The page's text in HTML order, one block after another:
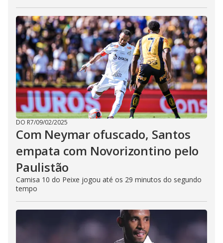
DO R7/09/02/2025
Com Neymar ofuscado, Santos
empata com Novorizontino pelo
Paulistão
Camisa 10 do Peixe jogou até os 29 minutos do segundo
tempo